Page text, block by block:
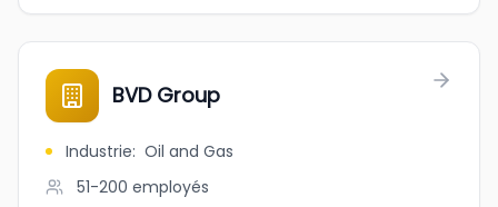
BVD Group
Industrie: Oil and Gas
51-200 employés